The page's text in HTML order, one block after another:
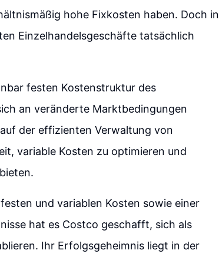
hohe Fixkosten haben. Doch in
Einzelhandelsgeschäfte tatsächlich
festen Kostenstruktur des
an veränderte Marktbedingungen
der effizienten Verwaltung von
variable Kosten zu optimieren und
und variablen Kosten sowie einer
hat es Costco geschafft, sich als
Ihr Erfolgsgeheimnis liegt in der